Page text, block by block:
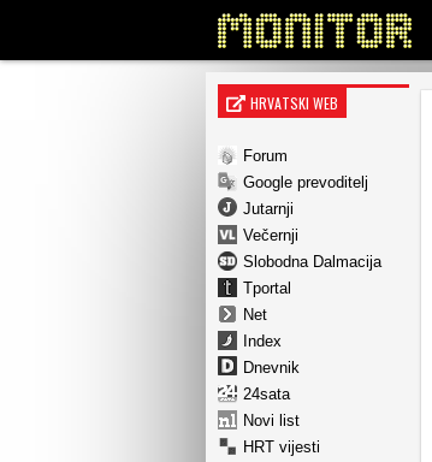
HRVATSKI WEB
Forum
Google prevoditelj
Jutarnji
Večernji
Slobodna Dalmacija
Tportal
Net
Index
Dnevnik
24sata
Novi list
HRT vijesti